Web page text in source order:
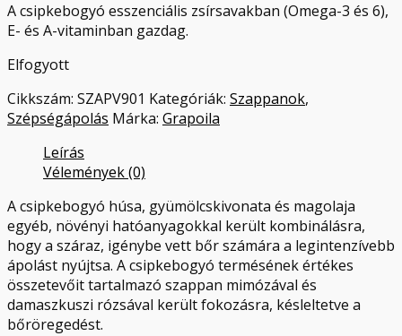
A csipkebogyó esszenciális zsírsavakban (Omega-3 és 6),
E- és A-vitaminban gazdag.
Elfogyott
Cikkszám: SZAPV901 Kategóriák: Szappanok,
Szépségápolás Márka: Grapoila
Leírás
Vélemények (0)
A csipkebogyó húsa, gyümölcskivonata és magolaja
egyéb, növényi hatóanyagokkal került kombinálásra,
hogy a száraz, igénybe vett bőr számára a legintenzívebb
ápolást nyújtsa. A csipkebogyó termésének értékes
összetevőit tartalmazó szappan mimózával és
damaszkuszi rózsával került fokozásra, késleltetve a
bőröregedést.